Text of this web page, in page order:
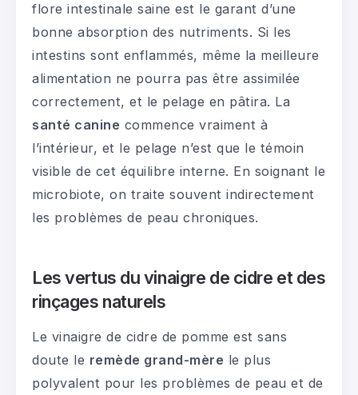
flore intestinale saine est le garant d’une
bonne absorption des nutriments. Si les
intestins sont enflammés, même la meilleure
alimentation ne pourra pas être assimilée
correctement, et le pelage en pâtira. La
santé canine commence vraiment à
l’intérieur, et le pelage n’est que le témoin
visible de cet équilibre interne. En soignant le
microbiote, on traite souvent indirectement
les problèmes de peau chroniques.
Les vertus du vinaigre de cidre et des
rinçages naturels
Le vinaigre de cidre de pomme est sans
doute le remède grand-mère le plus
polyvalent pour les problèmes de peau et de